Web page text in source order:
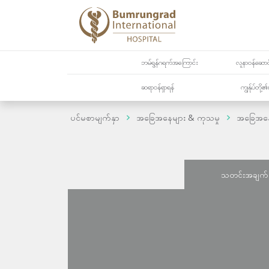
ဘမ်ရွန်ဂရက်အကြောင်း လူနာဝန်ဆော
ဆရာဝန်ရှာရန် ကျွန်ုပ်တို့၏
ပင်မစာမျက်နှာ အခြေအနေများ & ကုသမှု အခြေအန
သတင်းအခ